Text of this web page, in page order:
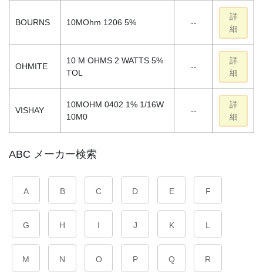
BOURNS 10MOhm 1206 5% --
詳
細
OHMITE
10 M OHMS 2 WATTS 5%
TOL
--
詳
細
VISHAY
10MOHM 0402 1% 1/16W
10M0
--
詳
細
ABC メーカー検索
A B C D E F
G H I J K L
M N O P Q R